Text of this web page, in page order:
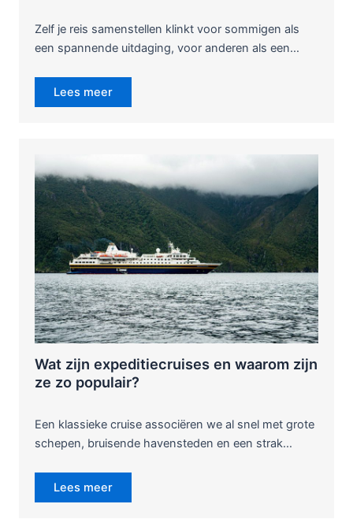
Zelf je reis samenstellen klinkt voor sommigen als
een spannende uitdaging, voor anderen als een…
Lees meer
Wat zijn expeditiecruises en waarom zijn
ze zo populair?
Een klassieke cruise associëren we al snel met grote
schepen, bruisende havensteden en een strak…
Lees meer